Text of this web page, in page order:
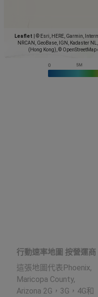
Leaflet
© Esri, HERE, Garmin,
NRCAN, GeoBase, IGN, Kadaster
(Hong Kong), ©
行動速率地圖 按營運商
這張地圖代表Phoenix,
Maricopa County,
Arizona 2G，3G，4G和